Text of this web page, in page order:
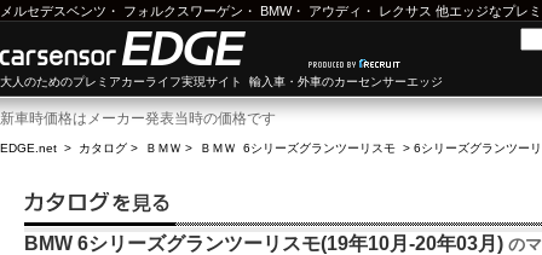
メルセデスベンツ ・ フォルクスワーゲン ・ BMW・ アウディ ・ レクサス 他エッジなプレ
大人のためのプレミアカーライフ実現サイト 輸入車・外車のカーセンサーエッジ
新車時価格はメーカー発表当時の価格です
EDGE.net > カタログ > ＢＭＷ > ＢＭＷ 6シリーズグランツーリスモ > 6シリーズグランツー
BMW 6シリーズグランツーリスモ(19年10月-20年03月) の